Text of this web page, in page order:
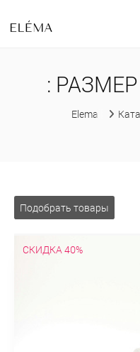
:
Elema
Подобрать товары
СКИДКА 40%